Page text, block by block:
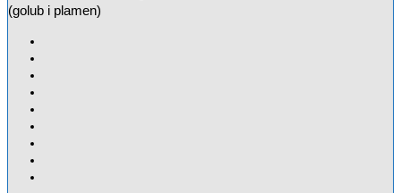
(golub i plamen)